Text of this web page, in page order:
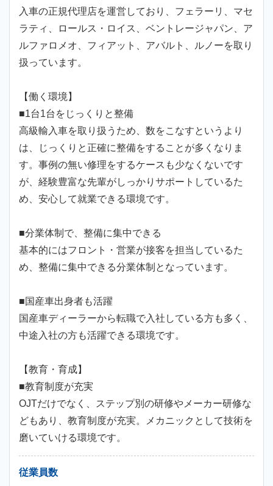
入車の正規代理店を運営しており、フェラーリ、マセ
ラティ、ロールス・ロイス、ベントレージャパン、ア
ルファロメオ、フィアット、アバルト、ルノーを取り
扱っています。
【働く環境】
■1台1台をじっくりと整備
高級輸入車を取り扱うため、数をこなすというより
は、じっくりと正確に整備をすることが多くなりま
す。事例の無い修理をするケースも少なくないです
が、経験豊富な先輩がしっかりサポートしているた
め、安心して就業できる環境です。
■分業体制で、整備に集中できる
基本的にはフロント・営業が接客を担当しているた
め、整備に集中できる分業体制となっています。
■国産車出身者も活躍
国産車ディーラーから転職で入社している方も多く、
中途入社の方も活躍できる環境です。
【教育・育成】
■教育制度が充実
OJTだけでなく、ステップ別の研修やメーカー研修な
どもあり、教育制度が充実。メカニックとして技術を
磨いていける環境です。
従業員数